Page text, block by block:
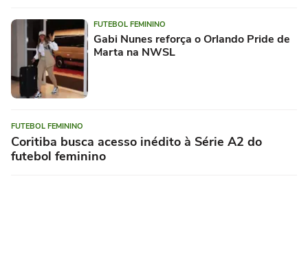
FUTEBOL FEMININO
Gabi Nunes reforça o Orlando Pride de
Marta na NWSL
FUTEBOL FEMININO
Coritiba busca acesso inédito à Série A2 do
futebol feminino